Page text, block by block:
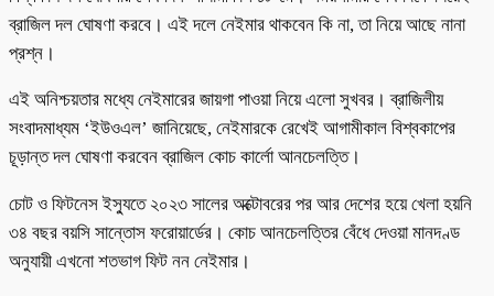
ব্রাজিল দল ঘোষণা করবে। এই দলে নেইমার থাকবেন কি না, তা নিয়ে আছে নানা
প্রশ্ন।
এই অনিশ্চয়তার মধ্যে নেইমারের জায়গা পাওয়া নিয়ে এলো সুখবর। ব্রাজিলীয়
সংবাদমাধ্যম ‘ইউওএল’ জানিয়েছে, নেইমারকে রেখেই আগামীকাল বিশ্বকাপের
চূড়ান্ত দল ঘোষণা করবেন ব্রাজিল কোচ কার্লো আনচেলত্তি।
চোট ও ফিটনেস ইস্যুতে ২০২৩ সালের অক্টোবরের পর আর দেশের হয়ে খেলা হয়নি
৩৪ বছর বয়সি সান্তোস ফরোয়ার্ডের। কোচ আনচেলত্তির বেঁধে দেওয়া মানদণ্ড
অনুযায়ী এখনো শতভাগ ফিট নন নেইমার।